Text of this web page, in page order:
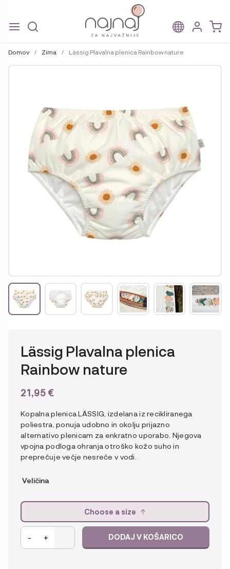
to
to
Domov / Zima / Lässig Plavalna plenica Rainbow nature
Lässig Plavalna plenica
Rainbow nature
21,95 €
Kopalna plenica LÄSSIG, izdelana iz recikliranega
poliestra, ponuja udobno in okolju prijazno
alternativo plenicam za enkratno uporabo. Njegova
vpojna podloga ohranja otroško kožo suho in
preprečuje večje nesreče v vodi.
Veličina
Choose a size
Lässig
Plavalna
- + DODAJ V KOŠARICO